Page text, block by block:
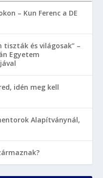
– Kun Ferenc a DE
tiszták és világosak” –
Egyetem
idén meg kell
Alapítványnál,